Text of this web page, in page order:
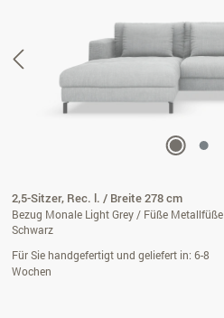
2,5-Sitzer, Rec. l. / Breite 278 cm
Bezug Monale Light Grey / Füße Metallfüße
Schwarz
Für Sie handgefertigt und geliefert in: 6-8
Wochen